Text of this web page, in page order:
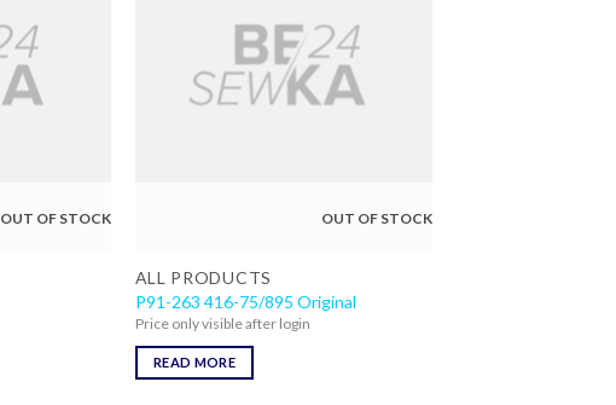
OUT OF STOCK OUT OF STOCK
ALL PRODUCTS
P91-263 416-75/895 Original
Price only visible after login
READ MORE